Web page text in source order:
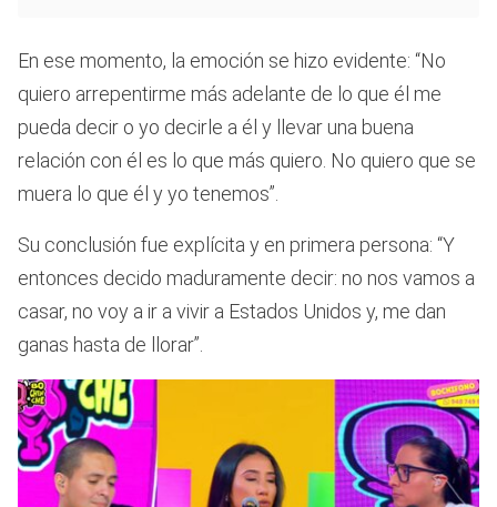
En ese momento, la emoción se hizo evidente: “No
quiero arrepentirme más adelante de lo que él me
pueda decir o yo decirle a él y llevar una buena
relación con él es lo que más quiero. No quiero que se
muera lo que él y yo tenemos”.
Su conclusión fue explícita y en primera persona: “Y
entonces decido maduramente decir: no nos vamos a
casar, no voy a ir a vivir a Estados Unidos y, me dan
ganas hasta de llorar”.